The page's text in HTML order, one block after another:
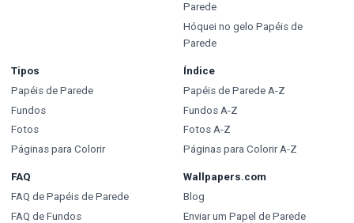
Parede
Hóquei no gelo Papéis de
Parede
Tipos
Papéis de Parede
Fundos
Fotos
Páginas para Colorir
Índice
Papéis de Parede A-Z
Fundos A-Z
Fotos A-Z
Páginas para Colorir A-Z
FAQ
FAQ de Papéis de Parede
FAQ de Fundos
Wallpapers.com
Blog
Enviar um Papel de Parede